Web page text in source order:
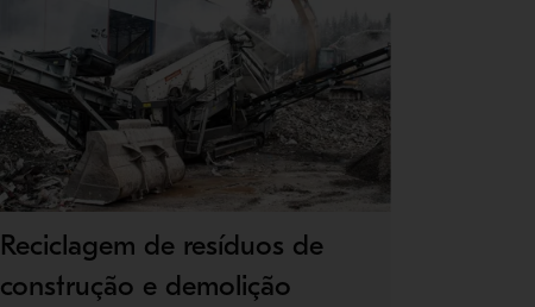
Reciclagem de resíduos de
construção e demolição